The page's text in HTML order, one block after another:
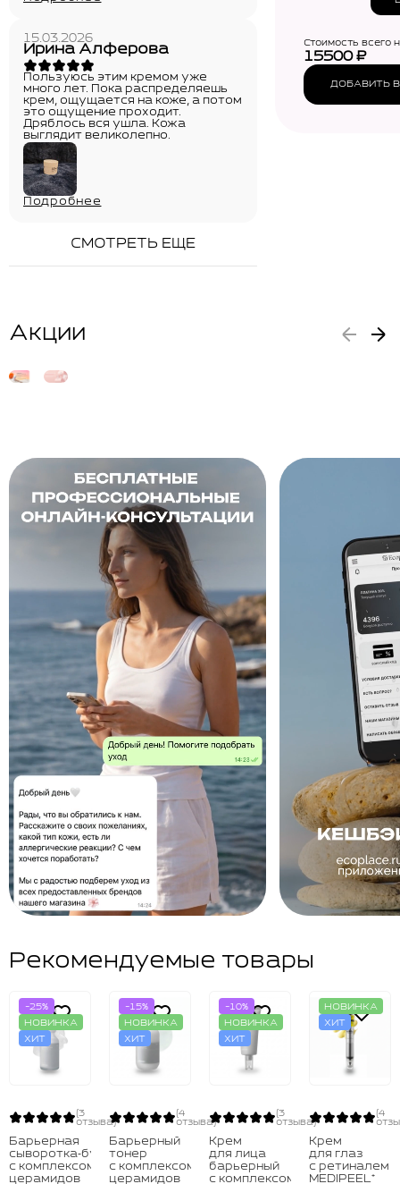
15.03.2026
Ирина Алферова
Пользуюсь этим кремом уже
много лет. Пока распределяешь
крем, ощущается на коже, а потом
это ощущение проходит.
Дряблось вся ушла. Кожа
выглядит великолепно.
Подробнее
СМОТРЕТЬ ЕЩЕ
Стоимость всего
15500₽
ДОБАВИТЬ
Акции
Рекомендуемые товары
-25%
НОВИНКА
ХИТ
(3
отзыва)
Барьерная
сыворотка‑бустер
с комплексом
церамидов
-15%
НОВИНКА
ХИТ
(4
отзыва)
Барьерный
тонер
с комплексом
церамидов
-10%
НОВИНКА
ХИТ
(3
отзыва)
Крем
для лица
барьерный
с комплексом
НОВИНКА
ХИТ
(4
Крем
для глаз
с ретиналем
MEDIPEEL⁺